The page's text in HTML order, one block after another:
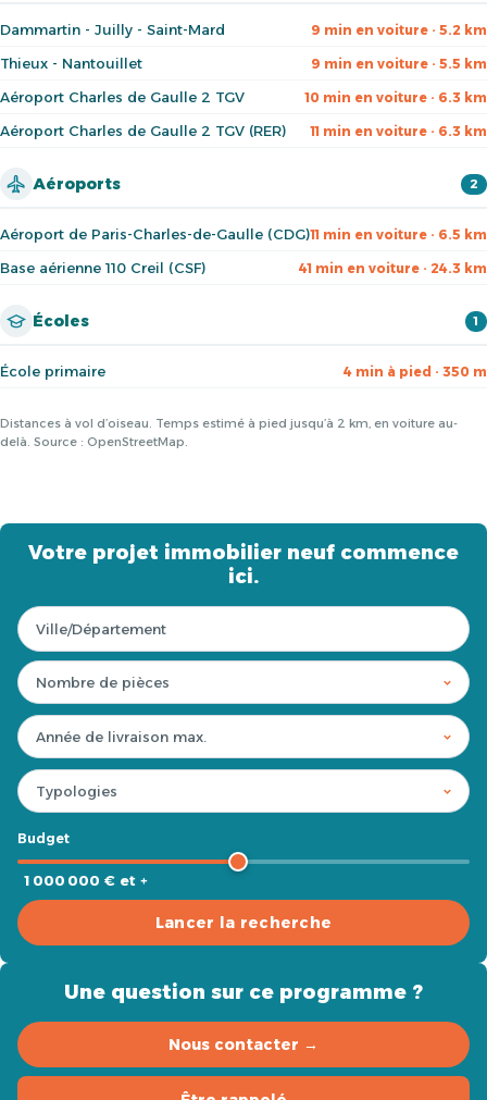
Dammartin - Juilly - Saint-Mard 9 min en voiture · 5.2 km
Thieux - Nantouillet 9 min en voiture · 5.5 km
Aéroport Charles de Gaulle 2 TGV 10 min en voiture · 6.3 km
Aéroport Charles de Gaulle 2 TGV (RER) 11 min en voiture · 6.3 km
Aéroports 2
Aéroport de Paris-Charles-de-Gaulle (CDG)11 min en voiture · 6.5 km
Base aérienne 110 Creil (CSF) 41 min en voiture · 24.3 km
Écoles 1
École primaire 4 min à pied · 350 m
Distances à vol d’oiseau. Temps estimé à pied jusqu’à 2 km, en voiture au-
delà. Source : OpenStreetMap.
Votre projet immobilier neuf commence
ici.
Budget
1 000 000 € et +
Lancer la recherche
Une question sur ce programme ?
Nous contacter →